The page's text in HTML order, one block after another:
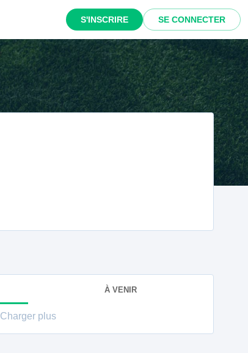
S'INSCRIRE SE CONNECTER
À VENIR
Charger plus